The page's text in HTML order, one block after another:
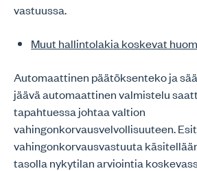
vastuussa.
Muut hallintolakia koskevat
Automaattinen päätöksenteko ja
jäävä automaattinen valmistelu
tapahtuessa johtaa valtion
vahingonkorvausvelvollisuuteen.
vahingonkorvausvastuuta
tasolla nykytilan arviointia